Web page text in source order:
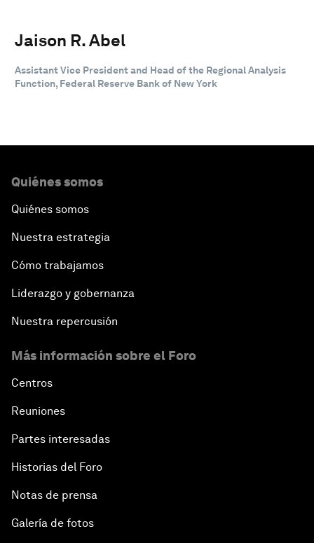
Jaison R. Abel
Assistant Vice President and Head of the Regional Analysis
Function, Federal Reserve Bank of New York
Quiénes somos
Quiénes somos
Nuestra estrategia
Cómo trabajamos
Liderazgo y gobernanza
Nuestra repercusión
Más información sobre el Foro
Centros
Reuniones
Partes interesadas
Historias del Foro
Notas de prensa
Galería de fotos